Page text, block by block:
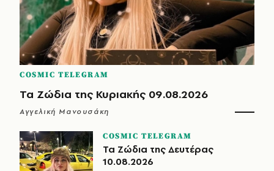
COSMIC TELEGRAM
Τα Ζώδια της Κυριακής 09.08.2026
Αγγελική Μανουσάκη
COSMIC TELEGRAM
Τα Ζώδια της Δευτέρας
10.08.2026